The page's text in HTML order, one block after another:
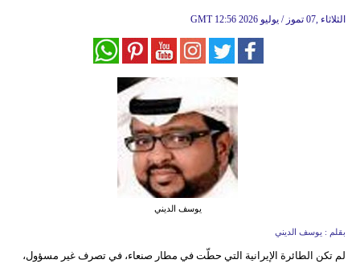
GMT 12:56 2026 الثلاثاء ,07 تموز / يوليو
يوسف الديني
بقلم : يوسف الديني
لم تكن الطائرة الإيرانية التي حطّت في مطار صنعاء، في تصرف غير مسؤول،